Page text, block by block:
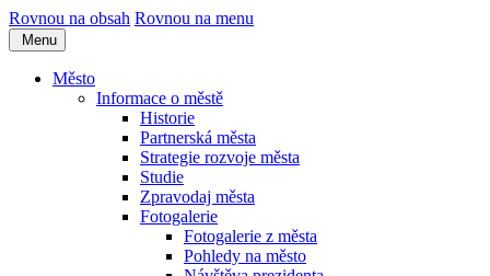
Rovnou na obsah Rovnou na menu
Menu
Město
Informace o městě
Historie
Partnerská města
Strategie rozvoje města
Studie
Zpravodaj města
Fotogalerie
Fotogalerie z města
Pohledy na město